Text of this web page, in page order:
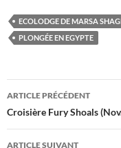
ECOLODGE DE MARSA
PLONGÉE EN EGYPTE
Navigation
des
articles
ARTICLE PRÉCÉDENT
Croisière Fury Shoals
ARTICLE SUIVANT